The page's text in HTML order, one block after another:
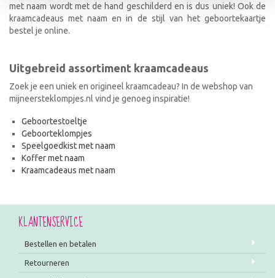
met naam wordt met de hand geschilderd en is dus uniek! Ook de
kraamcadeaus met naam en in de stijl van het geboortekaartje
bestel je online.
Uitgebreid assortiment kraamcadeaus
Zoek je een uniek en origineel kraamcadeau? In de webshop van
mijneersteklompjes.nl vind je genoeg inspiratie!
Geboortestoeltje
Geboorteklompjes
Speelgoedkist met naam
Koffer met naam
Kraamcadeaus met naam
KLANTENSERVICE
Bestellen en betalen
Retourneren